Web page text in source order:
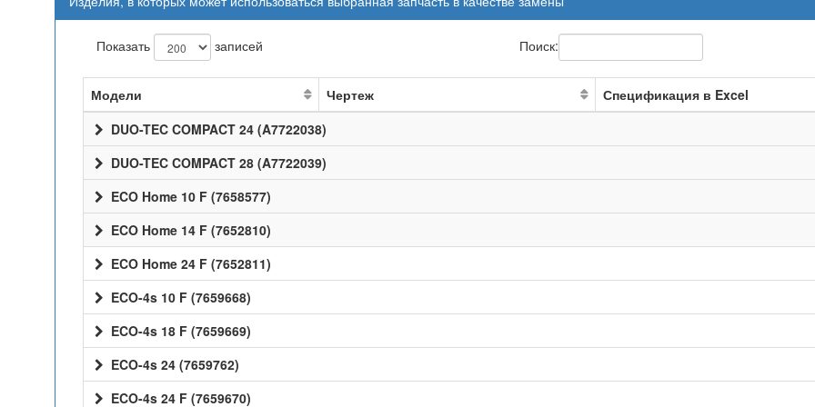
Показать записей Поиск:
Модели Чертеж
Спецификация в Excel
DUO-TEC COMPACT 24 (A7722038)
DUO-TEC COMPACT 28 (A7722039)
ECO Home 10 F (7658577)
ECO Home 14 F (7652810)
ECO Home 24 F (7652811)
ECO-4s 10 F (7659668)
ECO-4s 18 F (7659669)
ECO-4s 24 (7659762)
ECO-4s 24 F (7659670)